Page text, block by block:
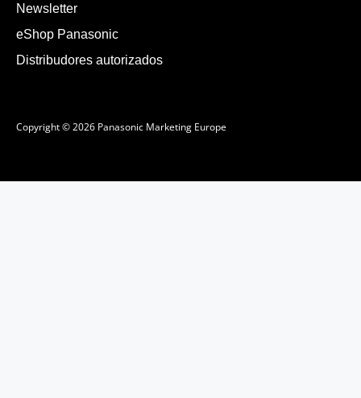
Newsletter
eShop Panasonic
Distribudores autorizados
Copyright © 2026 Panasonic Marketing Europe